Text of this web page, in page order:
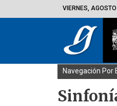
VIERNES,
Navegación Por